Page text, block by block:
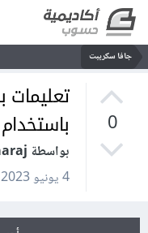
جافا سكريبت
0
تعليمات
باستخدام Java Applet
بواسطة Alaa Alaaraj
4 يونيو 2023